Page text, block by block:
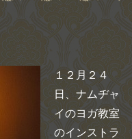
１２月２４
日、ナムヂャ
イのヨガ教室
のインストラ